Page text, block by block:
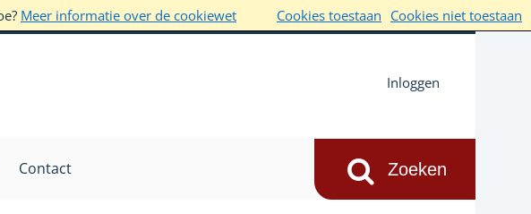
Meer informatie over de cookiewet Cookies toestaan Cookies niet toestaan
Inloggen
Contact